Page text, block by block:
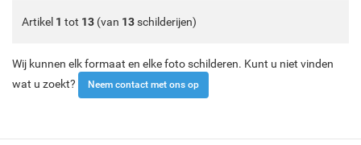
Artikel 1 tot 13 (van 13schilderijen)
Wij kunnen elk formaat en elke foto schilderen. Kunt u niet vinden
wat u zoekt?
Neem contact met ons op